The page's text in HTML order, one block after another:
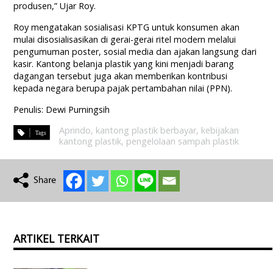
produsen,” Ujar Roy.
Roy mengatakan sosialisasi KPTG untuk konsumen akan
mulai disosialisasikan di gerai-gerai ritel modern melalui
pengumuman poster, sosial media dan ajakan langsung dari
kasir. Kantong belanja plastik yang kini menjadi barang
dagangan tersebut juga akan memberikan kontribusi
kepada negara berupa pajak pertambahan nilai (PPN).
Penulis: Dewi Purningsih
Aprindo, kantong plastik berbayar, kebijakan
kantong plastik, pengelolaan sampah plastik
ARTIKEL TERKAIT